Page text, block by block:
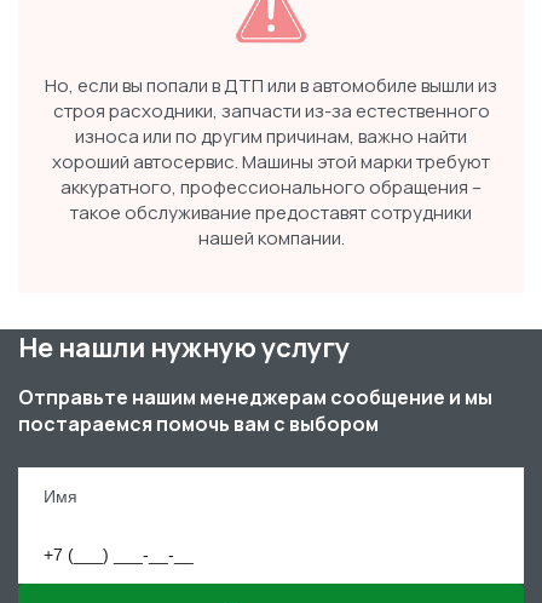
Но, если вы попали в ДТП или в автомобиле вышли из
строя расходники, запчасти из-за естественного
износа или по другим причинам, важно найти
хороший автосервис. Машины этой марки требуют
аккуратного, профессионального обращения –
такое обслуживание предоставят сотрудники
нашей компании.
Не нашли нужную услугу
Отправьте нашим менеджерам сообщение и мы
постараемся помочь вам с выбором